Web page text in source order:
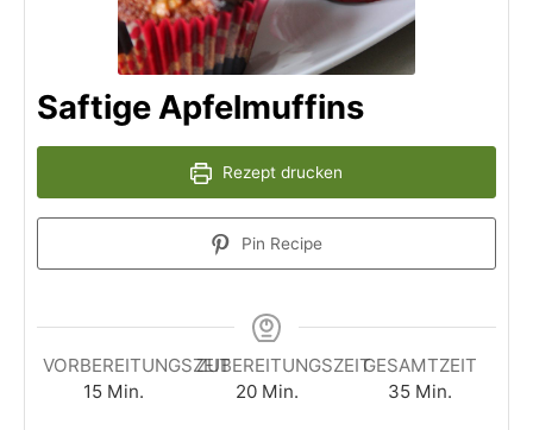
Saftige Apfelmuffins
Rezept drucken
Pin Recipe
VORBEREITUNGSZEIT
15 Min.
ZUBEREITUNGSZEIT
20 Min.
GESAMTZEIT
35 Min.